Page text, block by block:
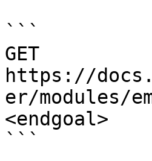
```
GET
https://
er/modules/
<endgoal>
```